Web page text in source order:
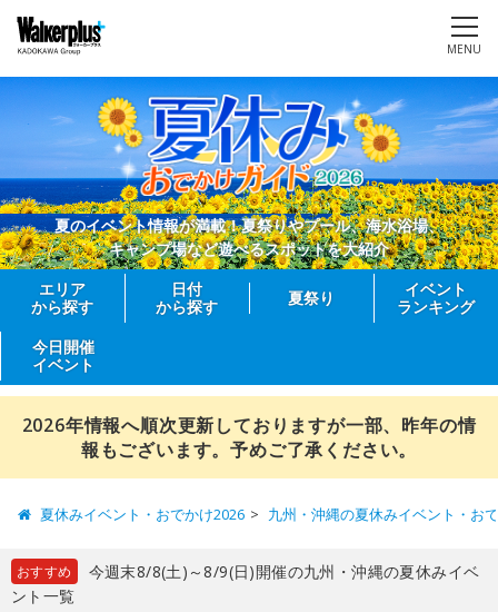
MENU
夏のイベント情報が満載！夏祭りやプール、海水浴場、
キャンプ場など遊べるスポットを大紹介
エリア
から探す
日付
から探す
夏祭り
イベント
ランキング
今日開催
イベント
2026年情報へ順次更新しておりますが一部、昨年の情
報もございます。予めご了承ください。
夏休みイベント・おでかけ2026 九州・沖縄の夏休みイベント・お
おすすめ
今週末8/8(土)～8/9(日)開催の九州・沖縄の夏休みイベ
ント一覧